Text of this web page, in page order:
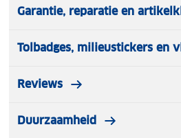
Garantie, reparatie en
Tolbadges, milieustickers en
Reviews
Duurzaamheid